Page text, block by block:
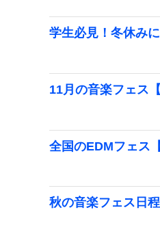
学生必見！冬休み
11月の音楽フェス
全国のEDMフェス
秋の音楽フェス日